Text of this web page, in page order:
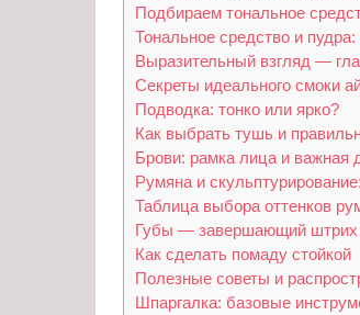
Подбираем тональное
Тональное средство и
Выразительный взгляд —
Секреты идеального смоки
Подводка: тонко или ярко?
Как выбрать тушь и
Брови: рамка лица и важная
Румяна и
Таблица выбора оттенков
Губы — завершающий штрих
Как сделать помаду стойкой
Полезные советы и
Шпаргалка: базовые